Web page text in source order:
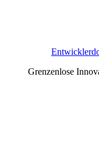
Grenzenlose